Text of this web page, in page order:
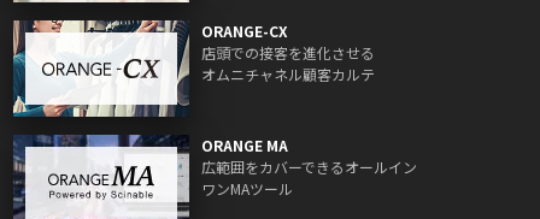
ORANGE-CX
店頭での接客を進化させる
オムニチャネル顧客カルテ
ORANGE MA
広範囲をカバーできるオールイン
ワンMAツール